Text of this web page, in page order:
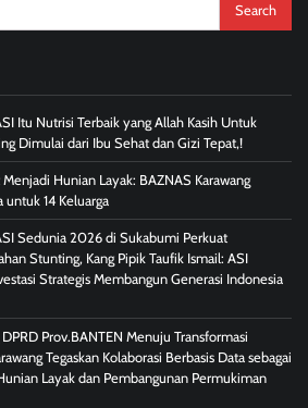
Itu Nutrisi Terbaik yang Allah Kasih Untuk
Dimulai dari Ibu Sehat dan Gizi Tepat,!
Hunian Layak: BAZNAS Karawang
untuk 14 Keluarga
Sedunia 2026 di Sukabumi Perkuat
Stunting, Kang Pipik Taufik Ismail: ASI
Strategis Membangun Generasi Indonesia
Prov.BANTEN Menuju Transformasi
Tegaskan Kolaborasi Berbasis Data sebagai
Layak dan Pembangunan Permukiman